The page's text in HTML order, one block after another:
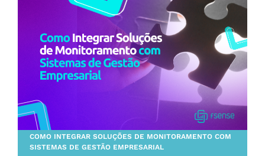
COMO INTEGRAR SOLUÇÕES DE MONITORAMENTO COM
SISTEMAS DE GESTÃO EMPRESARIAL